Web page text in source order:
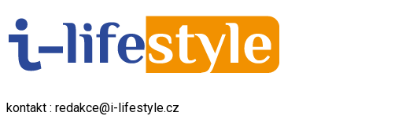
kontakt : redakce@i-lifestyle.cz